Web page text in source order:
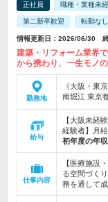
正社員 職種・業種未
第二新卒歓迎 転勤なし
情報更新日：2026/06/30
建築・リフォーム業界
から携わり、一生モノの
勤務地
《大阪・東
南堀江 東京
給与
【大阪未経
経験者】月
初年度の年収
仕事内容
【医療施設
る空間づく
務を通して成